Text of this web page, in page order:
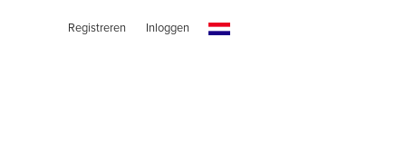
Registreren Inloggen